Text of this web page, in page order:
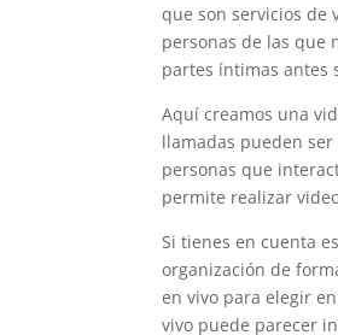
que son servicios de
personas de las que
partes íntimas antes
Aquí creamos una
llamadas pueden
personas que
permite realizar
Si tienes en cuenta
organización de
en vivo para elegir
vivo puede parecer